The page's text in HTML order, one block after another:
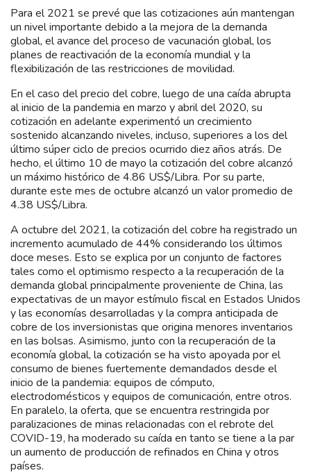
Para el 2021 se prevé que las cotizaciones aún mantengan
un nivel importante debido a la mejora de la demanda
global, el avance del proceso de vacunación global, los
planes de reactivación de la economía mundial y la
flexibilización de las restricciones de movilidad.
En el caso del precio del cobre, luego de una caída abrupta
al inicio de la pandemia en marzo y abril del 2020, su
cotización en adelante experimentó un crecimiento
sostenido alcanzando niveles, incluso, superiores a los del
último súper ciclo de precios ocurrido diez años atrás. De
hecho, el último 10 de mayo la cotización del cobre alcanzó
un máximo histórico de 4.86 US$/Libra. Por su parte,
durante este mes de octubre alcanzó un valor promedio de
4.38 US$/Libra.
A octubre del 2021, la cotización del cobre ha registrado un
incremento acumulado de 44% considerando los últimos
doce meses. Esto se explica por un conjunto de factores
tales como el optimismo respecto a la recuperación de la
demanda global principalmente proveniente de China, las
expectativas de un mayor estímulo fiscal en Estados Unidos
y las economías desarrolladas y la compra anticipada de
cobre de los inversionistas que origina menores inventarios
en las bolsas. Asimismo, junto con la recuperación de la
economía global, la cotización se ha visto apoyada por el
consumo de bienes fuertemente demandados desde el
inicio de la pandemia: equipos de cómputo,
electrodomésticos y equipos de comunicación, entre otros.
En paralelo, la oferta, que se encuentra restringida por
paralizaciones de minas relacionadas con el rebrote del
COVID-19, ha moderado su caída en tanto se tiene a la par
un aumento de producción de refinados en China y otros
países.